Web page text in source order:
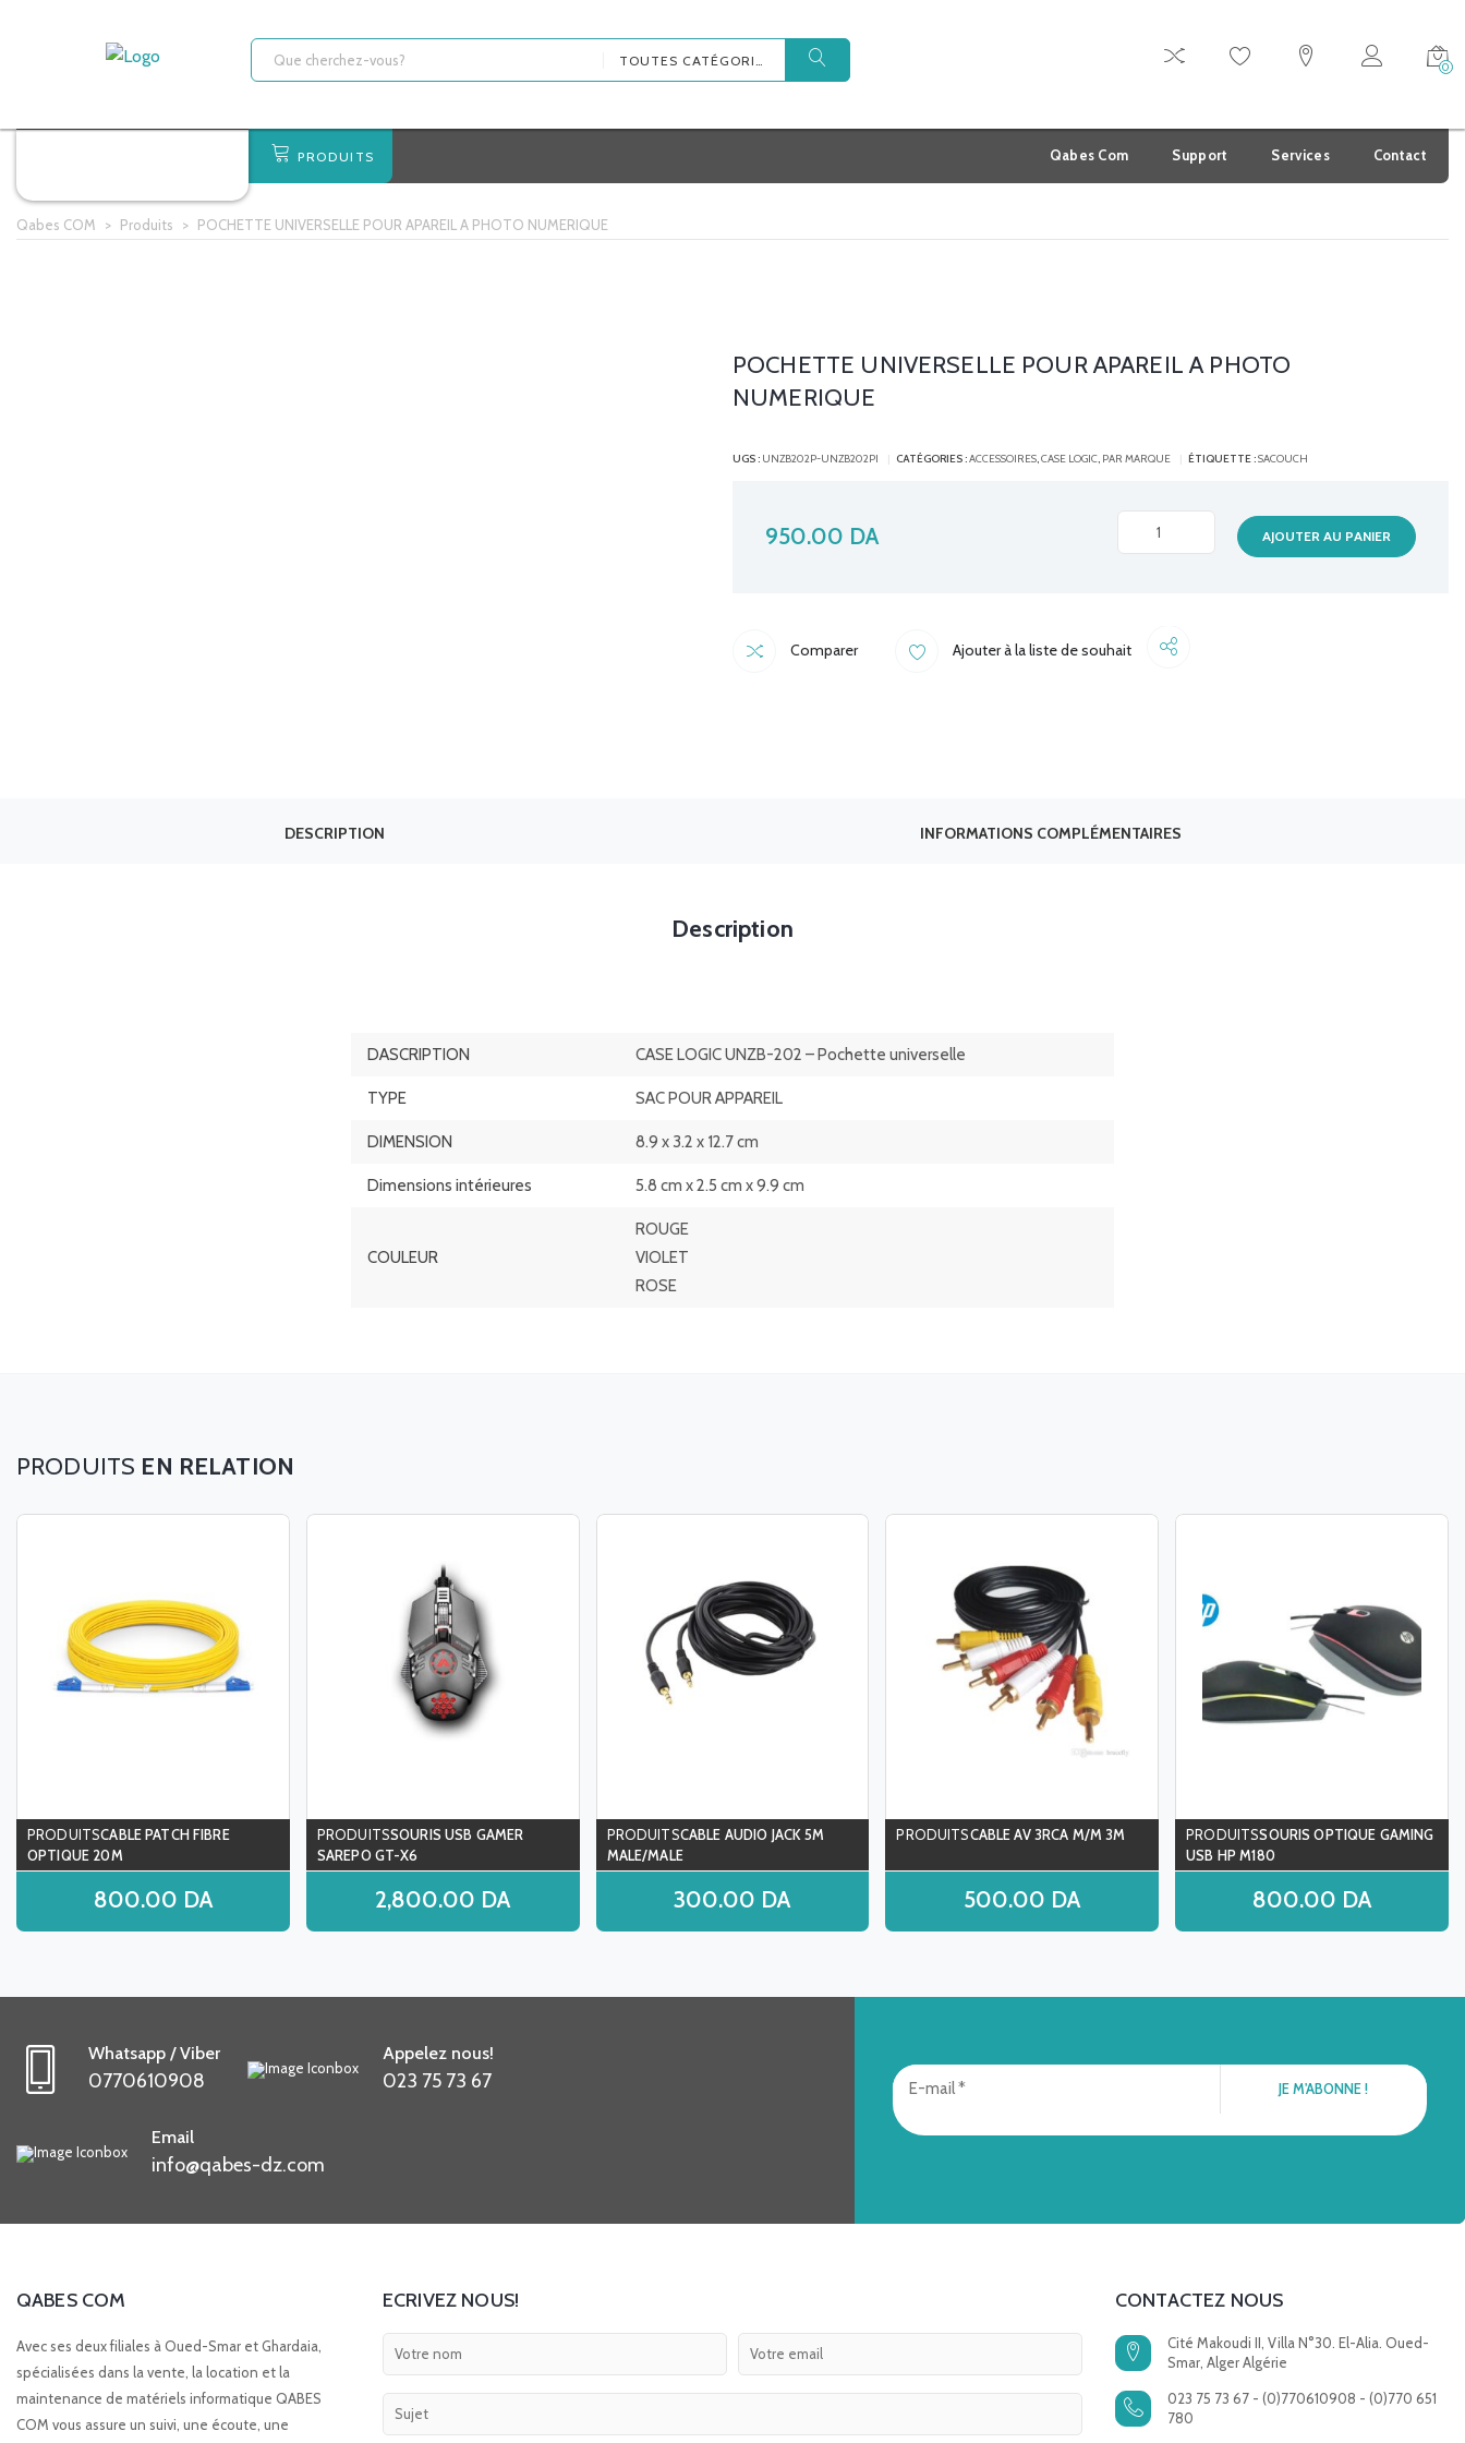
TOUTES CATÉGORIES 0
PRODUITS Qabes Com Support Services Contact
Qabes COM > Produits > POCHETTE UNIVERSELLE POUR APAREIL A PHOTO NUMERIQUE
POCHETTE UNIVERSELLE POUR APAREIL A PHOTO
NUMERIQUE
UGS : UNZB202P-UNZB202PI CATÉGORIES :ACCESSOIRES,CASE LOGIC, PAR MARQUE ÉTIQUETTE :SACOUCH
950.00 DA
POCHETTE
UNIVERSELLE
AJOUTER AU PANIER
Comparer Ajouter à la liste de souhait
DESCRIPTION INFORMATIONS COMPLÉMENTAIRES
Description
DASCRIPTION CASE LOGIC UNZB-202 – Pochette universelle
TYPE SAC POUR APPAREIL
DIMENSION 8.9 x 3.2 x 12.7 cm
Dimensions intérieures 5.8 cm x 2.5 cm x 9.9 cm
COULEUR
ROUGE
VIOLET
ROSE
EN RELATION
CABLE PATCH FIBRE
OPTIQUE 20M
800.00 DA
SOURIS USB GAMER
SAREPO GT-X6
2,800.00 DA
CABLE AUDIO JACK 5M
MALE/MALE
300.00 DA
CABLE AV 3RCA M/M 3M
500.00 DA
SOURIS OPTIQUE GAMING
USB HP M180
800.00 DA
Whatsapp / Viber
0770610908
Appelez nous!
023 75 73 67
Email
info@qabes-dz.com
QABES COM
Avec ses deux filiales à Oued-Smar et Ghardaia,
spécialisées dans la vente, la location et la
maintenance de matériels informatique QABES
COM vous assure un suivi, une écoute, une
ECRIVEZ NOUS! CONTACTEZ NOUS
Cité Makoudi II, Villa N°30. El-Alia. Oued-
Smar, Alger Algérie
023 75 73 67 - (0)770610908 - (0)770 651
780